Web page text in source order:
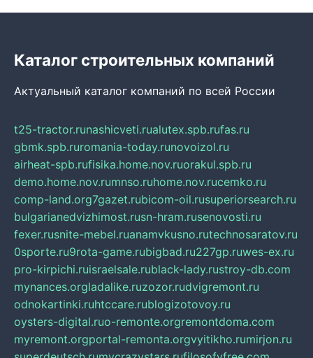
Каталог строительных компаний
Актуальный каталог компаний по всей России
t25-tractor.runashicveti.rualutex.spb.rufas.ru
gbmk.spb.ruromania-today.runovoizol.ru
airheat-spb.rufisika.home.nov.ruorakul.spb.ru
demo.home.nov.rumnso.ruhome.nov.rucemko.ru
comp-land.org7gazet.rubicom-oil.rusuperiorsearch.ru
bulgarianedvizhimost.rusn-hram.rusenovosti.ru
fexer.rusnite-mebel.ruanamvkusno.rutechnosaratov.ru
0sporte.ru9rota-game.rubigbad.ru227gp.ruwes-ex.ru
pro-kirpichi.ruisraelsale.rublack-lady.rustroy-db.com
mynances.orgladalike.ruzozor.rudvigremont.ru
odnokartinki.ruhtccare.rublogizotovoy.ru
oysters-digital.ruo-remonte.orgremontdoma.com
myremont.orgportal-remonta.orgvyitikho.rumirjon.ru